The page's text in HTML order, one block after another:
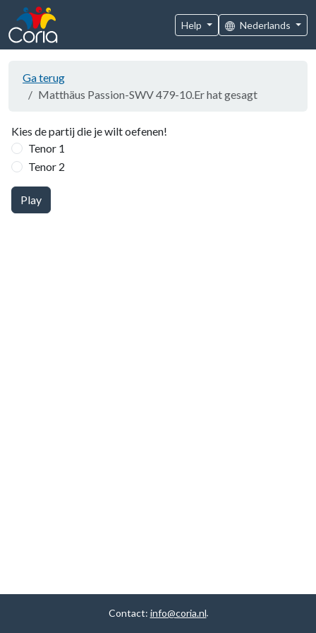
Help Nederlands
Ga terug
Matthäus Passion-SWV 479-10.Er hat gesagt
Kies de partij die je wilt oefenen!
Tenor 1
Tenor 2
Play
Contact: info@coria.nl.